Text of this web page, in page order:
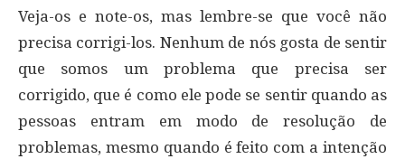
Veja-os e note-os, mas lembre-se que você não
precisa corrigi-los. Nenhum de nós gosta de sentir
que somos um problema que precisa ser
corrigido, que é como ele pode se sentir quando as
pessoas entram em modo de resolução de
problemas, mesmo quando é feito com a intenção